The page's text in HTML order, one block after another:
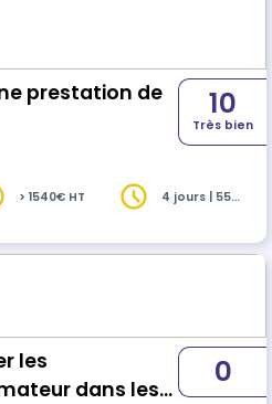
prestation de
10
Très bien
> 1540€ HT
4 jours | 55
les
dans les
0